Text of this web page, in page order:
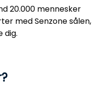
20.000 mennesker
med Senzone sålen,
dig.